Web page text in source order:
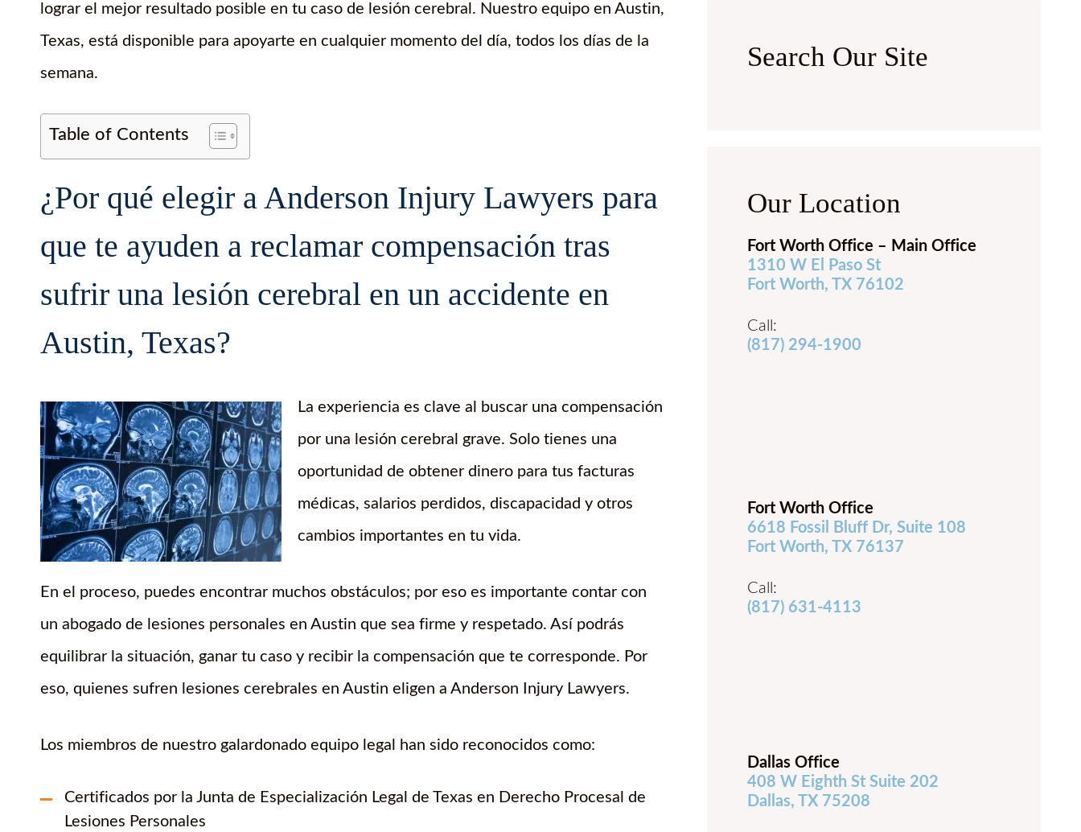
lograr el mejor resultado posible en tu caso de lesión cerebral. Nuestro equipo en Austin,
Texas, está disponible para apoyarte en cualquier momento del día, todos los días de la
semana.
Table of Contents
¿Por qué elegir a Anderson Injury Lawyers para
que te ayuden a reclamar compensación tras
sufrir una lesión cerebral en un accidente en
Austin, Texas?
La experiencia es clave al buscar una compensación
por una lesión cerebral grave. Solo tienes una
oportunidad de obtener dinero para tus facturas
médicas, salarios perdidos, discapacidad y otros
cambios importantes en tu vida.
En el proceso, puedes encontrar muchos obstáculos; por eso es importante contar con
un abogado de lesiones personales en Austin que sea firme y respetado. Así podrás
equilibrar la situación, ganar tu caso y recibir la compensación que te corresponde. Por
eso, quienes sufren lesiones cerebrales en Austin eligen a Anderson Injury Lawyers.
Los miembros de nuestro galardonado equipo legal han sido reconocidos como:
Certificados por la Junta de Especialización Legal de Texas en Derecho Procesal de
Lesiones Personales
Search Our Site
Our Location
Fort Worth Office – Main Office
1310 W El Paso St
Fort Worth, TX 76102
Call:
(817) 294-1900
Fort Worth Office
6618 Fossil Bluff Dr, Suite 108
Fort Worth, TX 76137
Call:
(817) 631-4113
Dallas Office
408 W Eighth St Suite 202
Dallas, TX 75208